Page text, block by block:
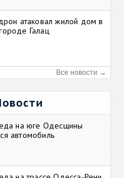
атаковал жилой дом в
Галац
Все новости →
на юге Одесщины
автомобиль